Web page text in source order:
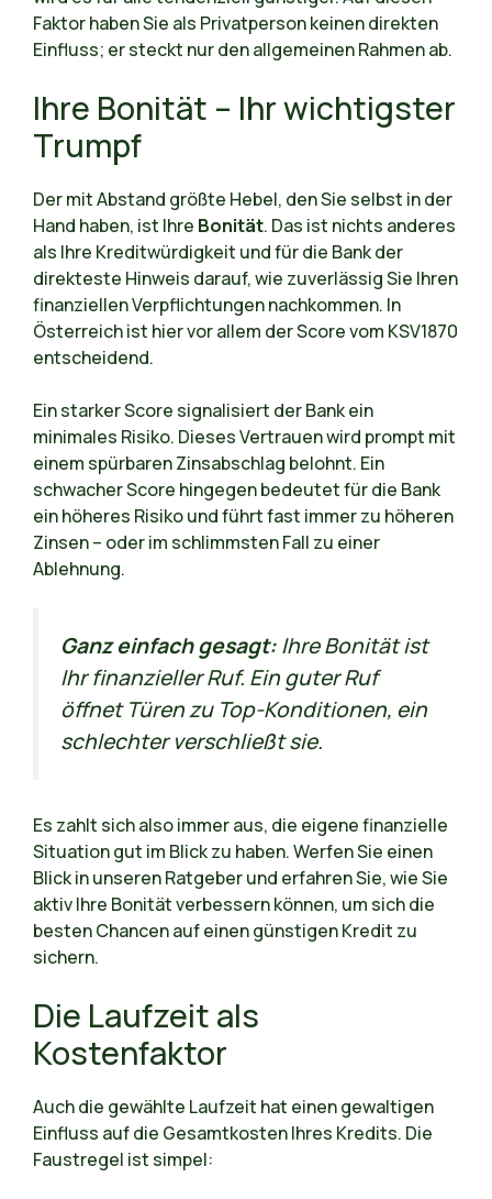
Faktor haben Sie als Privatperson keinen direkten
Einfluss; er steckt nur den allgemeinen Rahmen ab.
Ihre Bonität – Ihr wichtigster
Trumpf
Der mit Abstand größte Hebel, den Sie selbst in der
Hand haben, ist Ihre Bonität. Das ist nichts anderes
als Ihre Kreditwürdigkeit und für die Bank der
direkteste Hinweis darauf, wie zuverlässig Sie Ihren
finanziellen Verpflichtungen nachkommen. In
Österreich ist hier vor allem der Score vom KSV1870
entscheidend.
Ein starker Score signalisiert der Bank ein
minimales Risiko. Dieses Vertrauen wird prompt mit
einem spürbaren Zinsabschlag belohnt. Ein
schwacher Score hingegen bedeutet für die Bank
ein höheres Risiko und führt fast immer zu höheren
Zinsen – oder im schlimmsten Fall zu einer
Ablehnung.
Ganz einfach gesagt:Ihre Bonität ist
Ihr finanzieller Ruf. Ein guter Ruf
öffnet Türen zu Top-Konditionen, ein
schlechter verschließt sie.
Es zahlt sich also immer aus, die eigene finanzielle
Situation gut im Blick zu haben. Werfen Sie einen
Blick in unseren Ratgeber und erfahren Sie, wie Sie
aktiv Ihre Bonität verbessern können, um sich die
besten Chancen auf einen günstigen Kredit zu
sichern.
Die Laufzeit als
Kostenfaktor
Auch die gewählte Laufzeit hat einen gewaltigen
Einfluss auf die Gesamtkosten Ihres Kredits. Die
Faustregel ist simpel: